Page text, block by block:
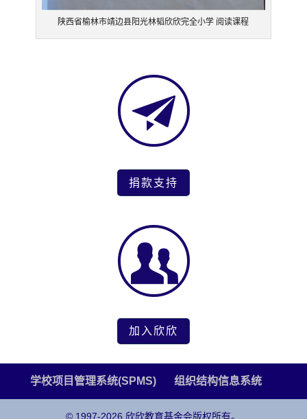
陕西省榆林市靖边县阳光林韬欣欣完全小学 阅读课程
捐款支持
加入欣欣
学校项目管理系统(SPMS) 组织结构信息系统
© 1997-2026 欣欣教育基金会版权所有。